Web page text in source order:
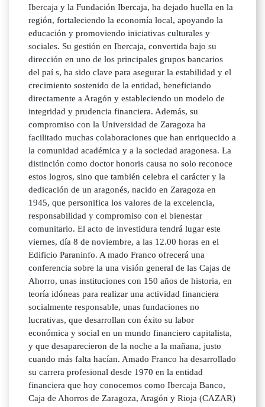
Ibercaja y la Fundación Ibercaja, ha dejado huella en la
región, fortaleciendo la economía local, apoyando la
educación y promoviendo iniciativas culturales y
sociales. Su gestión en Ibercaja, convertida bajo su
dirección en uno de los principales grupos bancarios
del paí s, ha sido clave para asegurar la estabilidad y el
crecimiento sostenido de la entidad, beneficiando
directamente a Aragón y estableciendo un modelo de
integridad y prudencia financiera. Además, su
compromiso con la Universidad de Zaragoza ha
facilitado muchas colaboraciones que han enriquecido a
la comunidad académica y a la sociedad aragonesa. La
distinción como doctor honoris causa no solo reconoce
estos logros, sino que también celebra el carácter y la
dedicación de un aragonés, nacido en Zaragoza en
1945, que personifica los valores de la excelencia,
responsabilidad y compromiso con el bienestar
comunitario. El acto de investidura tendrá lugar este
viernes, día 8 de noviembre, a las 12.00 horas en el
Edificio Paraninfo. A mado Franco ofrecerá una
conferencia sobre la una visión general de las Cajas de
Ahorro, unas instituciones con 150 años de historia, en
teoría idóneas para realizar una actividad financiera
socialmente responsable, unas fundaciones no
lucrativas, que desarrollan con éxito su labor
económica y social en un mundo financiero capitalista,
y que desaparecieron de la noche a la mañana, justo
cuando más falta hacían. Amado Franco ha desarrollado
su carrera profesional desde 1970 en la entidad
financiera que hoy conocemos como Ibercaja Banco,
Caja de Ahorros de Zaragoza, Aragón y Rioja (CAZAR)